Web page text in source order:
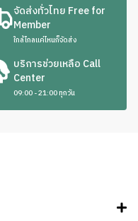
จัดส่งทั่วไทย Free for
Member
ใกล้ไกลแค่ไหนก็จัดส่ง
บริการช่วยเหลือ Call
Center
09:00 - 21:00 ทุกวัน